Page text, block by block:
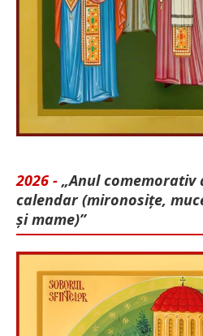
2026 - „Anul
calendar (mironosițe,
și mame)”